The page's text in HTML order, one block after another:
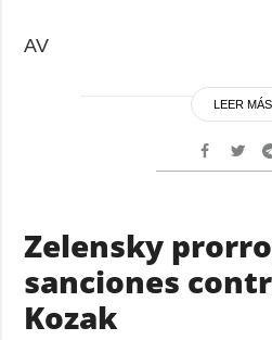
AV
LEER MÁS
Zelensky
sanciones
Kozak